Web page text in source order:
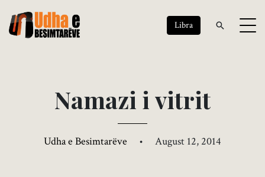
Libra
Namazi i vitrit
Udha e Besimtarëve • August 12, 2014